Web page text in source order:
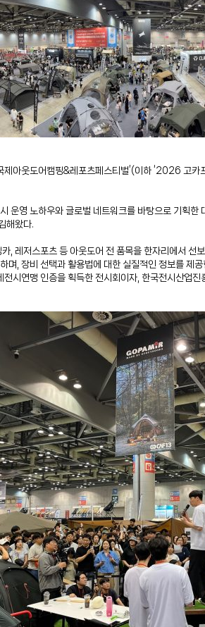
제아웃도어캠핑&레포츠페스티벌’(이하 ‘2026 고
운영 노하우와 글로벌 네트워크를 바탕으로 기획한
해왔다.
, 레저스포츠 등 아웃도어 전 품목을 한자리에서
, 장비 선택과 활용법에 대한 실질적인 정보를 제
시연맹 인증을 획득한 전시회이자, 한국전시산업